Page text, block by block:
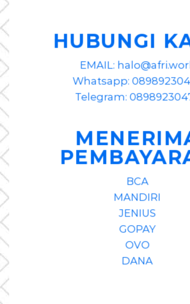
HUBUNGI
EMAIL:
Whatsapp:
Telegram:
BCA
MANDIRI
JENIUS
GOPAY
OVO
DANA